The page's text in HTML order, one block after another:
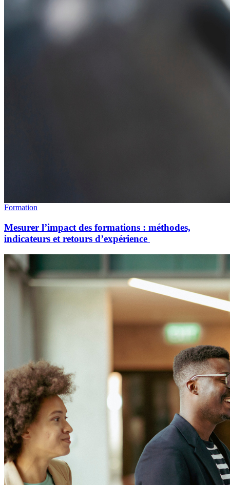
Formation
Mesurer l’impact des formations : méthodes,
indicateurs et retours d’expérience